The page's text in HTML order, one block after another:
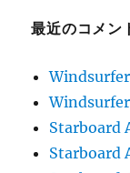
最近のコメン
Starboard
Starboard